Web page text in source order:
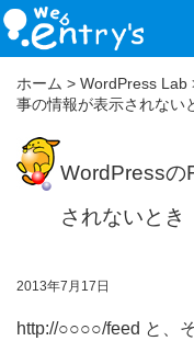
ホーム > WordPress Lab
事の情報が表示されない
WordPressの
されないとき
2013年7月17日
http://○○○○/feed と、